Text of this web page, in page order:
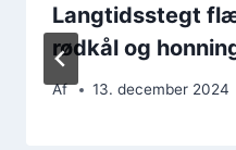
Langtidsstegt
rødkål og
Af 13. december 2024